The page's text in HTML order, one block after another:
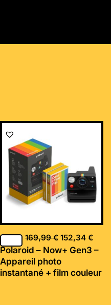
169,99€
Le
169,99 €.
152,34 €
Le
Polaroid – Now+ Gen3 –
Appareil photo
instantané + film couleur